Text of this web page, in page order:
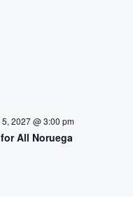
2027 @ 3:00 pm
All Noruega